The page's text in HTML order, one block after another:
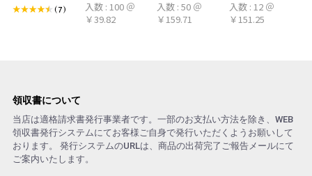
シトラール 旧デ
(7)
100本 冷感タオ
ル 首 個包装 日
入数 : 100 ＠
￥39.82
ト アロマおしぼ
り
入数 : 50 ＠
￥159.71
入数 : 12 ＠
￥151.25
領収書について
当店は適格請求書発行事業者です。一部のお支払い方法を除き、WEB
領収書発行システムにてお客様ご自身で発行いただくようお願いして
おります。 発行システムのURLは、商品の出荷完了ご報告メールにて
ご案内いたします。